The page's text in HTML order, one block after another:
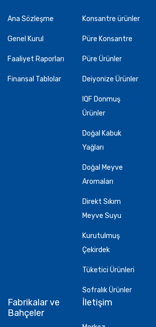
Ana Sözleşme
Genel Kurul
Faaliyet Raporları
Finansal Tablolar
Konsantre ürünler
Püre Konsantre
Püre Ürünler
Deiyonize Ürünler
IQF Donmuş
Ürünler
Doğal Kabuk
Yağları
Doğal Meyve
Aromaları
Direkt Sıkım
Meyve Suyu
Kurutulmuş
Çekirdek
Tüketici Ürünleri
Sofralık Ürünler
Fabrikalar ve
Bahçeler
İletişim